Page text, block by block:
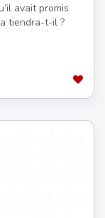
avait promis
tiendra-t-il ?